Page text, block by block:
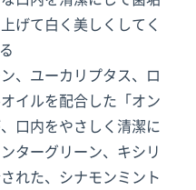
げて白く美しくしてく
、ユーカリプタス、ロ
イルを配合した「オン
口内をやさしく清潔に
ターグリーン、キシリ
れた、シナモンミント